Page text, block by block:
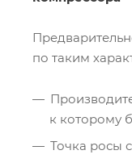
по таким
к которому
Точка росы